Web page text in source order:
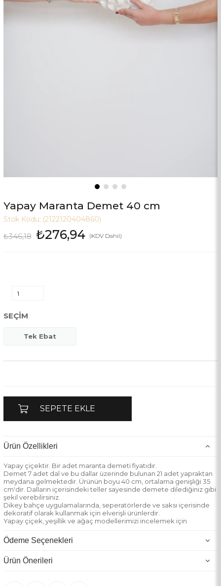
Yapay Maranta Demet 40 cm
Stok Kodu: (2122120404860)
₺346,18 ₺276,94 (KDV Dahil)
SEÇIM
Tek Ebat
Ürün Özellikleri
Yapay çiçektir. Bir adet maranta demeti fiyatıdır.
Demet 7 adet dal ve bu dallar üzerinde bulunan 21 adet yapraktan
meydana gelmektedir. Ürünün boyu 40 cm, ortalama genişliği 35
cm'dir. Dalların içerisindeki teller sayesinde demete dilediğiniz gibi
şekil verebilirsiniz.
Dikey bahçe uygulamalarında, seperatörlerde ve saksı içerisinde
dekoratif olarak kullanmak için elverişli ürünlerdir.
Yapay çiçek, yeşillik ve ağaç modellerimizi incelemek için
Ürünlerimizde UV(ultraviyole) koruması bulunmamaktadır.
Ödeme Seçenekleri
Ürün Önerileri